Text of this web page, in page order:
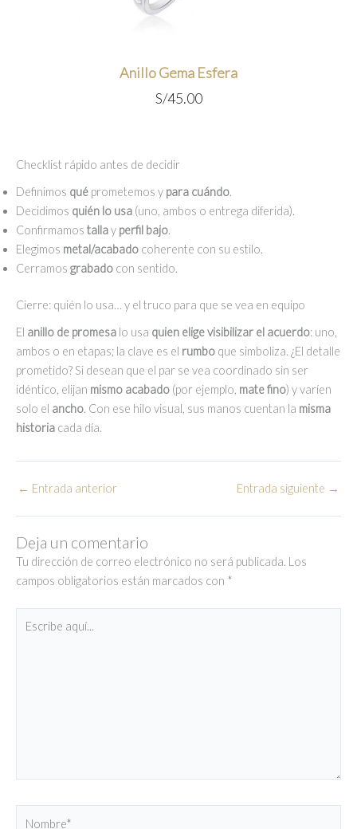
Anillo Gema Esfera
S/45.00
Checklist rápido antes de decidir
Definimos qué prometemos y para cuándo.
Decidimos quién lo usa (uno, ambos o entrega diferida).
Confirmamos tallay perfil bajo.
Elegimos metal/acabado coherente con su estilo.
Cerramos grabado con sentido.
Cierre: quién lo usa… y el truco para que se vea en equipo
El anillo de promesa lo usa quien elige visibilizar el acuerdo: uno,
ambos o en etapas; la clave es el rumbo que simboliza. ¿El detalle
prometido? Si desean que el par se vea coordinado sin ser
idéntico, elijan mismo acabado (por ejemplo, mate fino) y varíen
solo el ancho. Con ese hilo visual, sus manos cuentan la misma
historia cada día.
← Entrada anterior Entrada siguiente →
Deja un comentario
Tu dirección de correo electrónico no será publicada. Los
campos obligatorios están marcados con *